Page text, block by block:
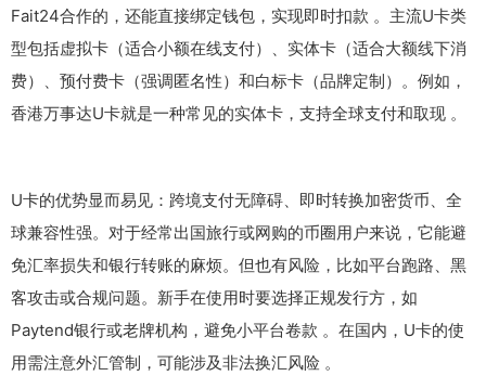
Fait24合作的，还能直接绑定钱包，实现即时扣款 。主流U卡类
型包括虚拟卡（适合小额在线支付）、实体卡（适合大额线下消
费）、预付费卡（强调匿名性）和白标卡（品牌定制）。例如，
香港万事达U卡就是一种常见的实体卡，支持全球支付和取现 。
U卡的优势显而易见：跨境支付无障碍、即时转换加密货币、全
球兼容性强。对于经常出国旅行或网购的币圈用户来说，它能避
免汇率损失和银行转账的麻烦。但也有风险，比如平台跑路、黑
客攻击或合规问题。新手在使用时要选择正规发行方，如
Paytend银行或老牌机构，避免小平台卷款 。在国内，U卡的使
用需注意外汇管制，可能涉及非法换汇风险 。